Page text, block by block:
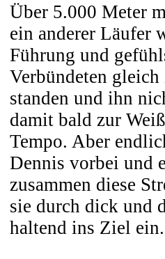
Über 5.000 Meter
ein anderer Läufer
Führung und
Verbündeten
standen und ihn
damit bald zur
Tempo. Aber
Dennis vorbei und
zusammen diese
sie durch dick und
haltend ins Ziel ein.